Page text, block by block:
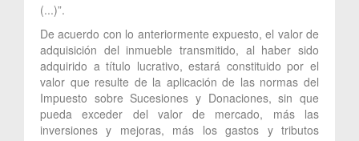
(...)”.
De acuerdo con lo anteriormente expuesto, el valor de
adquisición del inmueble transmitido, al haber sido
adquirido a título lucrativo, estará constituido por el
valor que resulte de la aplicación de las normas del
Impuesto sobre Sucesiones y Donaciones, sin que
pueda exceder del valor de mercado, más las
inversiones y mejoras, más los gastos y tributos